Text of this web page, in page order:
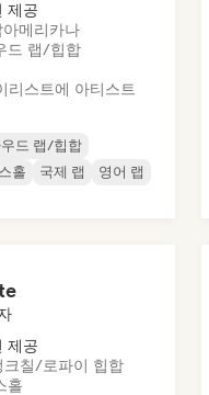
제공
아메리카나
드 랩/힙합
리스트에 아티스트
드 랩/힙합
홀 국제 랩
영어 랩
제공
크칠/로파이 힙합
홀